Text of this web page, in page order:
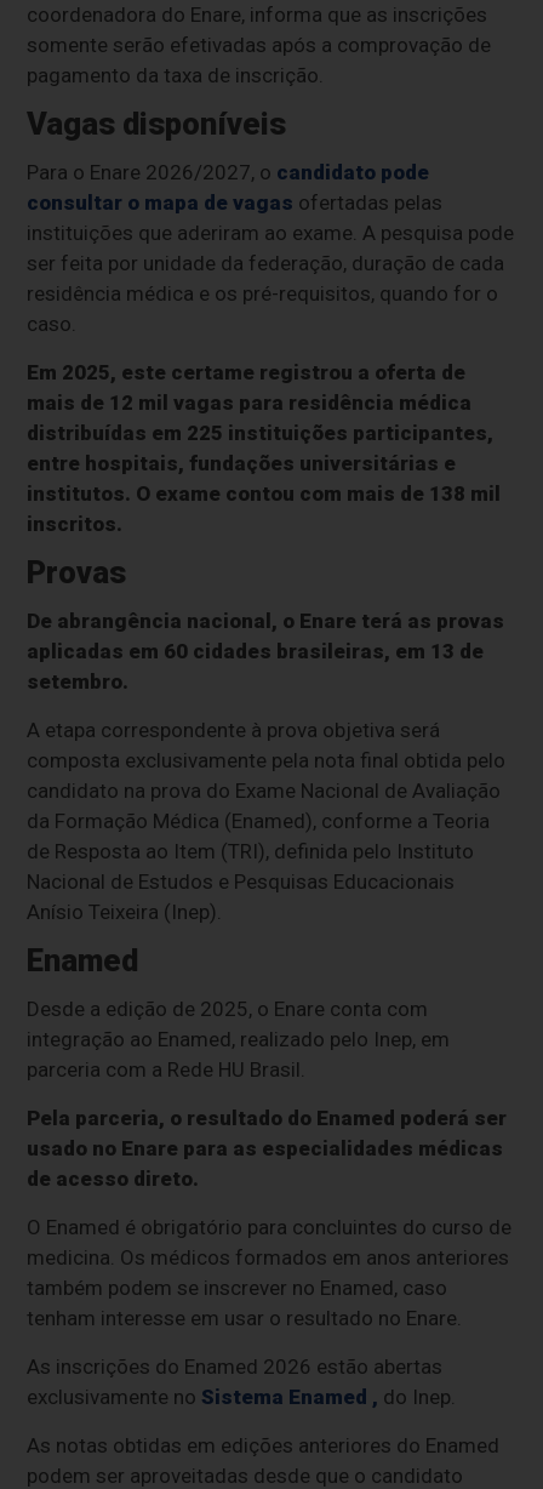
coordenadora do Enare, informa que as inscrições
somente serão efetivadas após a comprovação de
pagamento da taxa de inscrição.
Vagas disponíveis
Para o Enare 2026/2027, o candidato pode
consultar o mapa de vagas ofertadas pelas
instituições que aderiram ao exame. A pesquisa pode
ser feita por unidade da federação, duração de cada
residência médica e os pré-requisitos, quando for o
caso.
Em 2025, este certame registrou a oferta de
mais de 12 mil vagas para residência médica
distribuídas em 225 instituições participantes,
entre hospitais, fundações universitárias e
institutos. O exame contou com mais de 138 mil
inscritos.
Provas
De abrangência nacional, o Enare terá as provas
aplicadas em 60 cidades brasileiras, em 13 de
setembro.
A etapa correspondente à prova objetiva será
composta exclusivamente pela nota final obtida pelo
candidato na prova do Exame Nacional de Avaliação
da Formação Médica (Enamed), conforme a Teoria
de Resposta ao Item (TRI), definida pelo Instituto
Nacional de Estudos e Pesquisas Educacionais
Anísio Teixeira (Inep).
Enamed
Desde a edição de 2025, o Enare conta com
integração ao Enamed, realizado pelo Inep, em
parceria com a Rede HU Brasil.
Pela parceria, o resultado do Enamed poderá ser
usado no Enare para as especialidades médicas
de acesso direto.
O Enamed é obrigatório para concluintes do curso de
medicina. Os médicos formados em anos anteriores
também podem se inscrever no Enamed, caso
tenham interesse em usar o resultado no Enare.
As inscrições do Enamed 2026 estão abertas
exclusivamente no Sistema Enamed , do Inep.
As notas obtidas em edições anteriores do Enamed
podem ser aproveitadas desde que o candidato